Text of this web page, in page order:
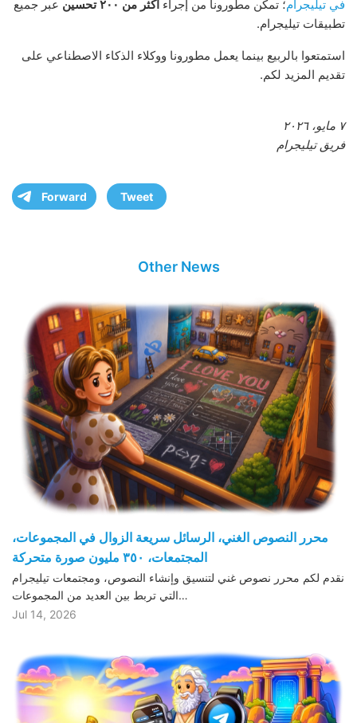
في تيليجرام؛ تمكن مطورونا من إجراء أكثر من ٢٠٠ تحسين
عبر جميع
تطبيقات تيليجرام.
استمتعوا بالربيع بينما يعمل مطورونا ووكلاء الذكاء الاصطناعي على
تقديم المزيد لكم.
٧ مايو، ٢٠٢٦
فريق تيليجرام
Forward Tweet
Other News
محرر النصوص الغني، الرسائل سريعة الزوال في المجموعات،
المجتمعات، ٣٥٠ مليون صورة متحركة
نقدم لكم محرر نصوص غني لتنسيق وإنشاء النصوص، ومجتمعات تيليجرام
التي تربط بين العديد من المجموعات…
Jul 14, 2026